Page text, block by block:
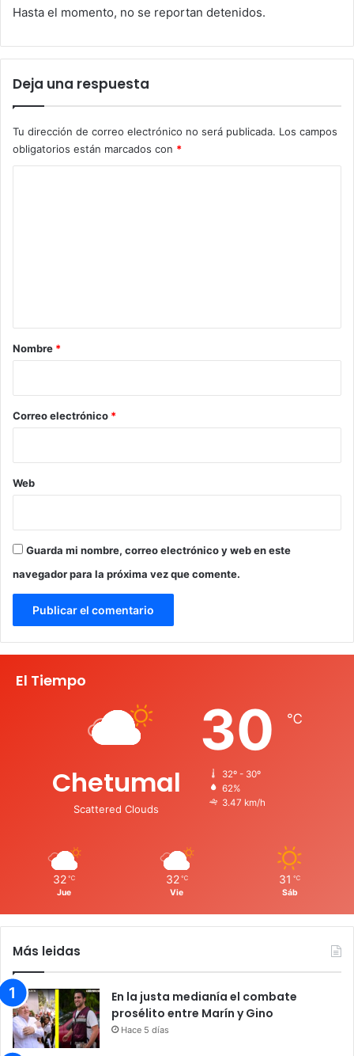
Hasta el momento, no se reportan detenidos.
Deja una respuesta
Tu dirección de correo electrónico no será publicada. Los campos
obligatorios están marcados con *
r
*
Nombre *
Correo electrónico *
Web
Guarda mi nombre, correo electrónico y web en este
navegador para la próxima vez que comente.
El Tiempo
Chetumal
Scattered Clouds
30 ℃
32º - 30º
62%
3.47 km/h
32 ℃
Jue
32 ℃
Vie
31 ℃
Sáb
Más leidas
En la justa medianía el combate
prosélito entre Marín y Gino
Hace 5 días